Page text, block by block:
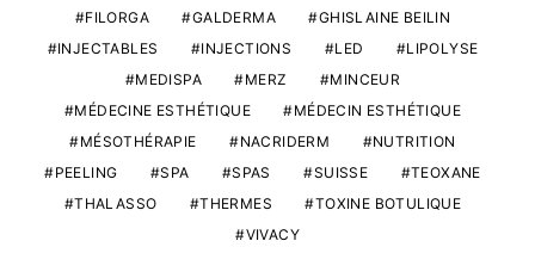
FILORGA
GALDERMA
GHISLAINE BEILIN
INJECTABLES
INJECTIONS LED
LIPOLYSE
MEDISPA
MERZ
MINCEUR
MÉDECINE ESTHÉTIQUE
MÉDECIN ESTHÉTIQUE
MÉSOTHÉRAPIE
NACRIDERM
NUTRITION
PEELING
SPA SPAS SUISSE
TEOXANE
THALASSO
THERMES
TOXINE BOTULIQUE
VIVACY